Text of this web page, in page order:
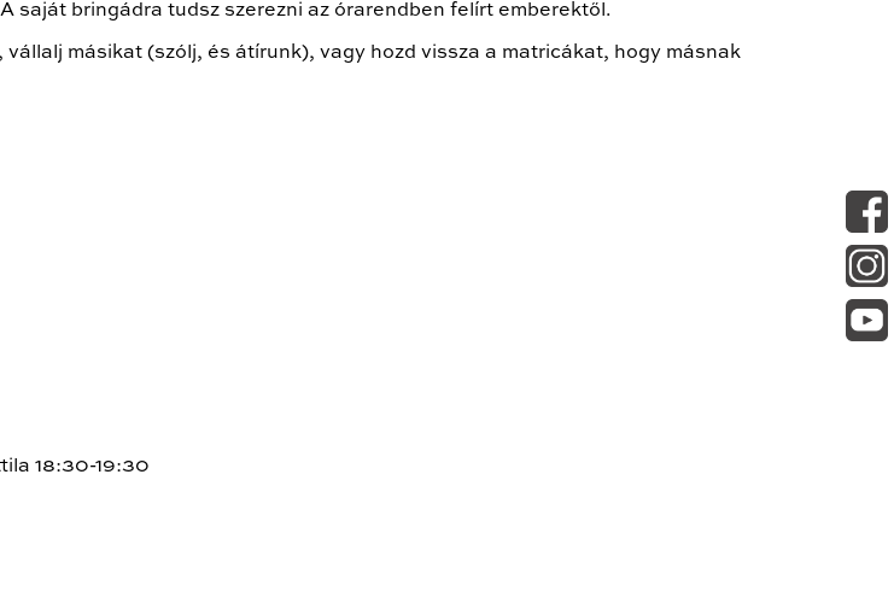
saját bringádra tudsz szerezni az órarendben felírt emberektől.
másikat (szólj, és átírunk), vagy hozd vissza a matricákat, hogy másnak
18:30-19:30